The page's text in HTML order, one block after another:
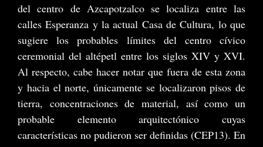
del centro de Azcapotzalco se localiza entre las
calles Esperanza y la actual Casa de Cultura, lo que
sugiere los probables límites del centro cívico
ceremonial del altépetl entre los siglos XIV y XVI.
Al respecto, cabe hacer notar que fuera de esta zona
y hacia el norte, únicamente se localizaron pisos de
tierra, concentraciones de material, así como un
probable elemento arquitectónico cuyas
características no pudieron ser definidas (CEP13). En